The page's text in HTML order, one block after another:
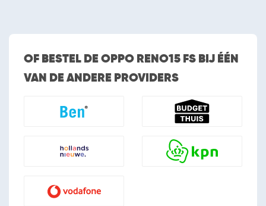
OF BESTEL DE OPPO RENO15 FS BIJ ÉÉN
VAN DE ANDERE PROVIDERS